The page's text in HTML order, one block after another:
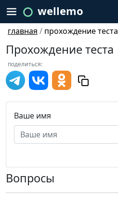
wellemo
главная / прохождение теста
Прохождение теста
поделиться:
Ваше имя
Вопросы